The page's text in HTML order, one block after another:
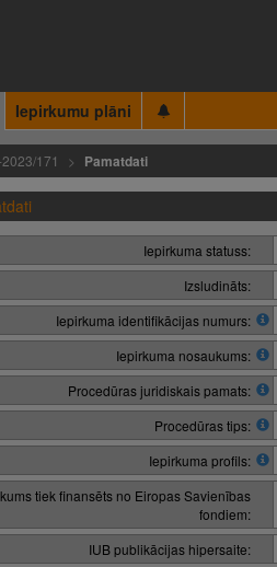
Iepirkumu plāni
171 Pamatdati
Iepirkuma statuss:
Izsludināts:
Iepirkuma identifikācijas numurs:
Iepirkuma nosaukums:
Procedūras juridiskais pamats:
Procedūras tips:
Iepirkuma profils:
tiek finansēts no Eiropas Savienības
fondiem:
IUB publikācijas hipersaite: